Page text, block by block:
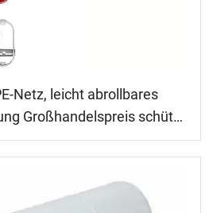
Netz, leicht abrollbares
Großhandelspreis schützt
und spart Reinigungszeit